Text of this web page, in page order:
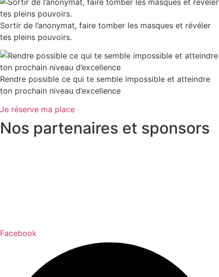
Sortir de l’anonymat, faire tomber les masques et révéler
tes pleins pouvoirs.
Rendre possible ce qui te semble impossible et atteindre
ton prochain niveau d’excellence
Je réserve ma place
Nos partenaires et sponsors
Facebook